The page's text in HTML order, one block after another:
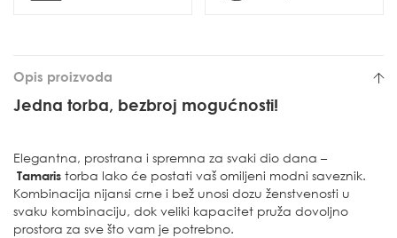
Opis proizvoda
Jedna torba, bezbroj mogućnosti!
Elegantna, prostrana i spremna za svaki dio dana –
Tamaris torba lako će postati vaš omiljeni modni saveznik.
Kombinacija nijansi crne i bež unosi dozu ženstvenosti u
svaku kombinaciju, dok veliki kapacitet pruža dovoljno
prostora za sve što vam je potrebno.